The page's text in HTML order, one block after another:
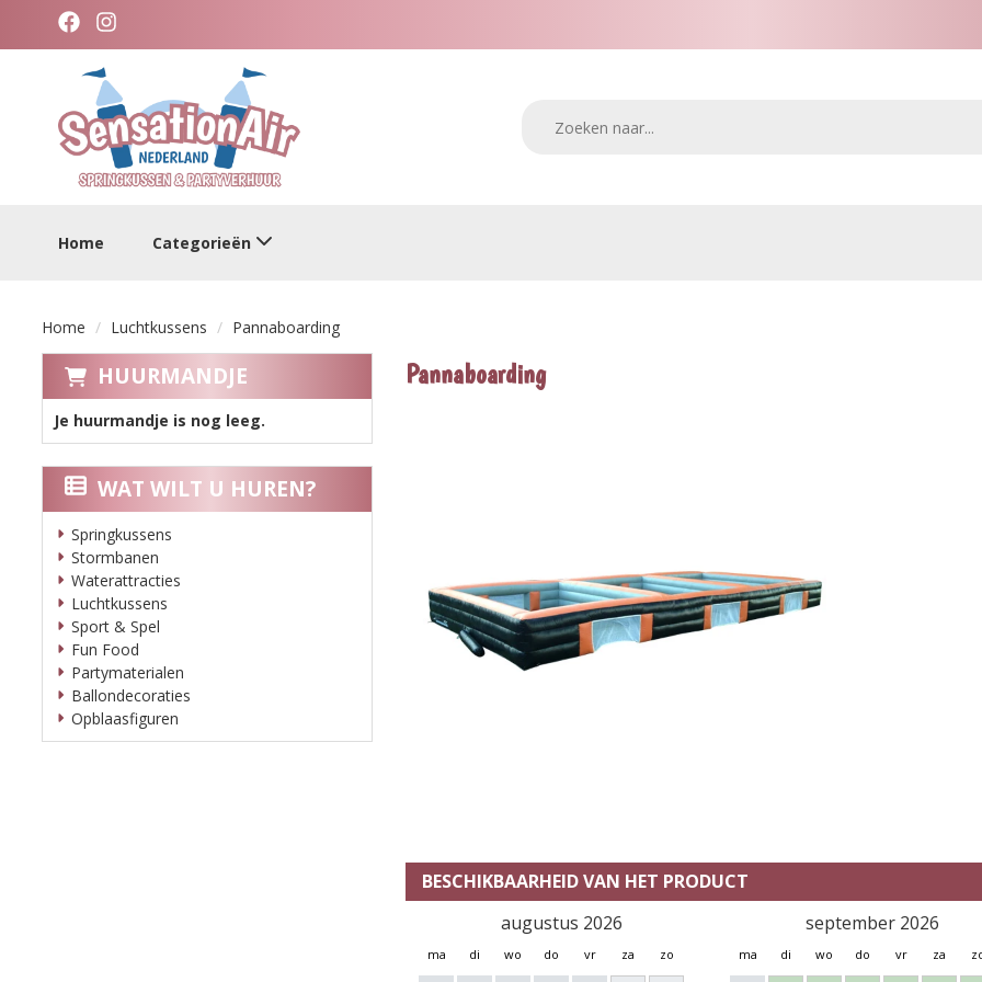
facebook
Home Categorieën categorieen
Home Luchtkussens Pannaboarding
HUURMANDJE
Je huurmandje is nog leeg.
WAT WILT U HUREN?
Springkussens
Stormbanen
Waterattracties
Luchtkussens
Sport & Spel
Fun Food
Partymaterialen
Ballondecoraties
Opblaasfiguren
Pannaboarding
BESCHIKBAARHEID VAN HET PRODUCT
augustus 2026
ma di wo do vr za zo
september 2026
ma di wo do vr za